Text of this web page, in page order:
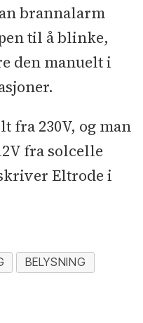
brannalarm
til å blinke,
den manuelt i
fra 230V, og man
fra solcelle
Eltrode i
BELYSNING